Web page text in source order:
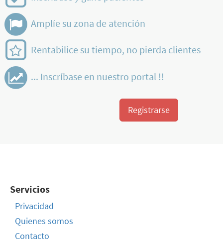
Amplíe su zona de atención
Rentabilice su tiempo, no pierda clientes
... Inscríbase en nuestro portal !!
Registrarse
Servicios
Privacidad
Quienes somos
Contacto